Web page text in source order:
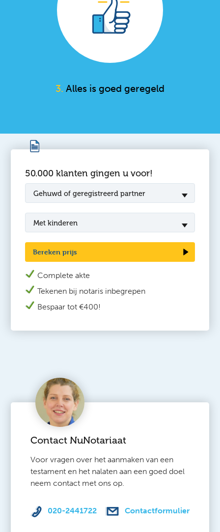
3. Alles is goed geregeld
50.000 klanten gingen u voor!
Gehuwd of geregistreerd partner
Met kinderen
Bereken prijs
Complete akte
Tekenen bij notaris inbegrepen
Bespaar tot €400!
Contact NuNotariaat
Voor vragen over het aanmaken van een
testament en het nalaten aan een goed doel
neem contact met ons op.
020-2441722 Contactformulier